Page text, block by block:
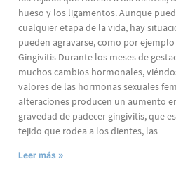
hueso y los ligamentos. Aunque
cualquier etapa de la vida, hay
pueden agravarse, como por
Gingivitis Durante los meses de
muchos cambios hormonales,
valores de las hormonas sexuales
alteraciones producen un aumento
gravedad de padecer gingivitis, que
tejido que rodea a los dientes, las
Leer más »